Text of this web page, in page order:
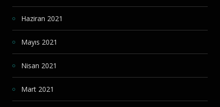
Haziran 2021
Mayıs 2021
Nisan 2021
Mart 2021